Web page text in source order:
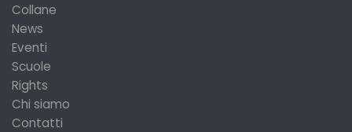
Collane
News
Eventi
Scuole
Rights
Chi siamo
Contatti